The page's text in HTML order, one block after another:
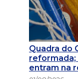
Quadra do
entram na